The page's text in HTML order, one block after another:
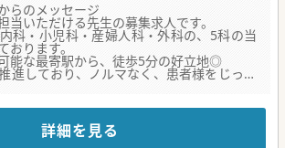
らのメッセージ
いただける先生の募集求人です。
科・小児科・産婦人科・外科の、5科の当
おります。
能な最寄駅から、徒歩5分の好立地◎
進しており、ノルマなく、患者様をじっく
病院です。
詳細を見る